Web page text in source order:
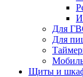
Для
Для
Щиты и